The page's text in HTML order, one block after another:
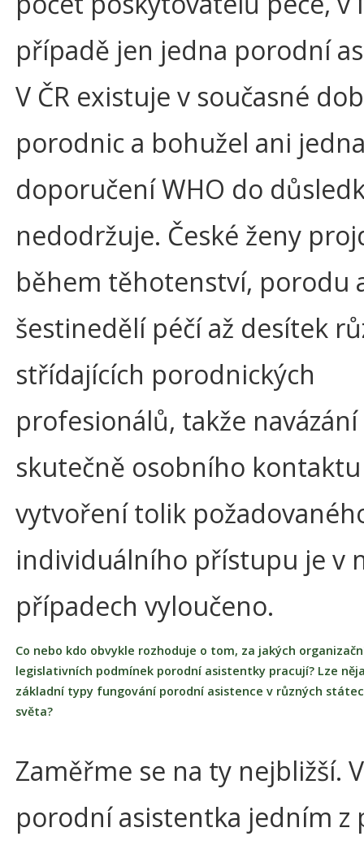
případě jen jedna porodní
V ČR existuje v současné
porodnic a bohužel ani
doporučení WHO do
nedodržuje. České ženy
během těhotenství, porodu
šestinedělí péčí až desítek
střídajících porodnických
profesionálů, takže navázání
skutečně osobního
vytvoření tolik
individuálního přístupu je v
případech vyloučeno.
Co nebo kdo obvykle rozhoduje o tom, za jakých
legislativních podmínek porodní asistentky pracují? Lze
základní typy fungování porodní asistence v různých
světa?
Zaměřme se na ty nejbližší.
porodní asistentka jedním z